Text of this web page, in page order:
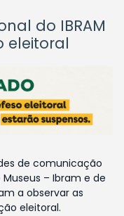
do IBRAM
eleitoral
de comunicação
– Ibram e de
a observar as
eleitoral.